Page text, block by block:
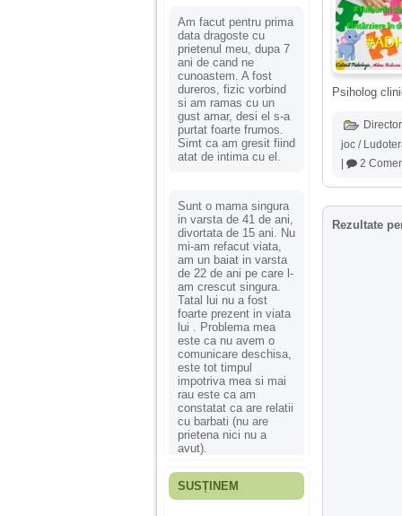
Am facut pentru prima
data dragoste cu
prietenul meu, dupa 7
ani de cand ne
cunoastem. A fost
dureros, fizic vorbind
si am ramas cu un
gust amar, desi el s-a
purtat foarte frumos.
Simt ca am gresit fiind
atat de intima cu el.
Sunt o mama singura
in varsta de 41 de ani,
divortata de 15 ani. Nu
mi-am refacut viata,
am un baiat in varsta
de 22 de ani pe care l-
am crescut singura.
Tatal lui nu a fost
foarte prezent in viata
lui . Problema mea
este ca nu avem o
comunicare deschisa,
este tot timpul
impotriva mea si mai
rau este ca am
constatat ca are relatii
cu barbati (nu are
prietena nici nu a
avut).
Fiica mea s-a nascut
SUSȚINEM
Psiholog
joc /
2
Rezultate